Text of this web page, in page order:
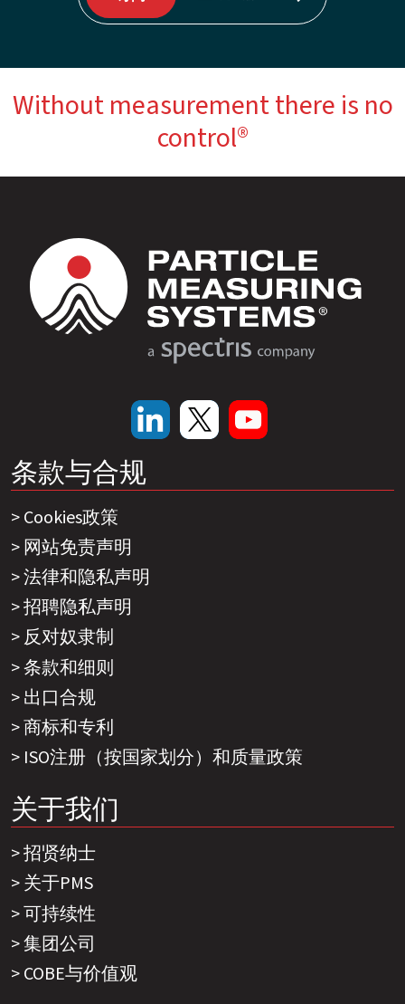
Without measurement there is no
control®
条款与合规
Cookies政策
网站免责声明
法律和隐私声明
招聘隐私声明
反对奴隶制
条款和细则
出口合规
商标和专利
ISO注册（按国家划分）和质量政策
关于我们
招贤纳士
关于PMS
可持续性
集团公司
COBE与价值观